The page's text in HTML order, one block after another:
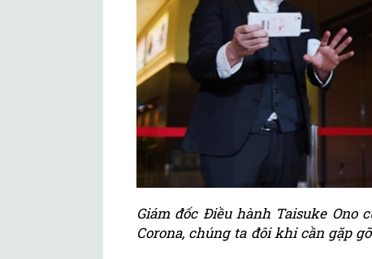
Giám đốc Điều hành Taisuke Ono
Corona, chúng ta đôi khi cần gặp